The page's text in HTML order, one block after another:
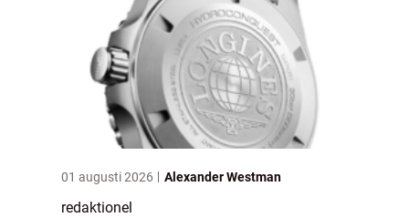
01 augusti 2026 Alexander Westman
redaktionel